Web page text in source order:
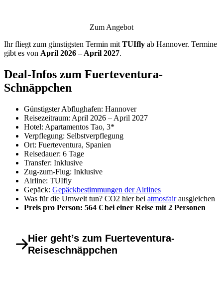
Zum Angebot
Ihr fliegt zum günstigsten Termin mit TUIfly ab Hannover. Termine
gibt es von April 2026 – April 2027.
Deal-Infos zum Fuerteventura-
Schnäppchen
Günstigster Abflughafen: Hannover
Reisezeitraum: April 2026 – April 2027
Hotel: Apartamentos Tao, 3*
Verpflegung: Selbstverpflegung
Ort: Fuerteventura, Spanien
Reisedauer: 6 Tage
Transfer: Inklusive
Zug-zum-Flug: Inklusive
Airline: TUIfly
Gepäck: Gepäckbestimmungen der Airlines
Was für die Umwelt tun? CO2 hier bei atmosfairausgleichen
Preis pro Person: 564 € bei einer Reise mit 2 Personen
Hier geht’s zum Fuerteventura-
Reiseschnäppchen